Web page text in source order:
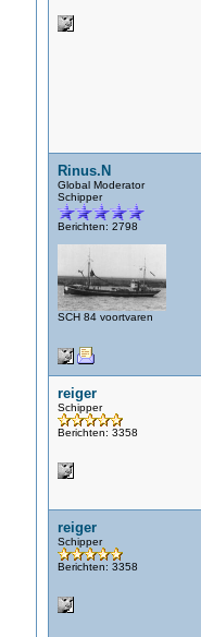
Rinus.N
Global Moderator
Schipper
Berichten: 2798
SCH 84 voortvaren
reiger
Schipper
Berichten: 3358
reiger
Schipper
Berichten: 3358